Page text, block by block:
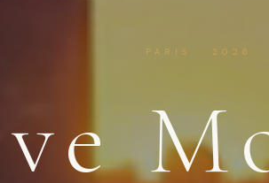
PARIS · 2026